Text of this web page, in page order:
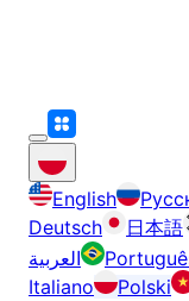
English
Deutsch
日本語
العربية
Italiano
Polski